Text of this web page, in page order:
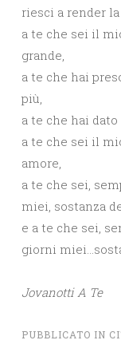
riesci a render
a te che sei il
grande,
a te che hai
più,
a te che hai
a te che sei il
amore,
a te che sei,
miei, sostanza
e a te che sei,
giorni
Jovanotti A Te
PUBBLICATO IN